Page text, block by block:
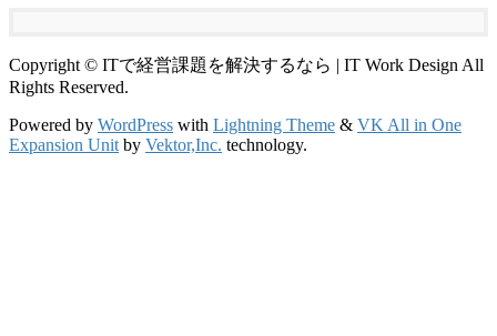
Copyright © ITで経営課題を解決するなら | IT Work Design All
Rights Reserved.
Powered by WordPress with Lightning Theme & VK All in One
Expansion Unit by Vektor,Inc. technology.